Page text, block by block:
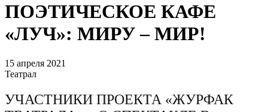
ПОЭТИЧЕСКОЕ КАФЕ
«ЛУЧ»: МИРУ – МИР!
15 апреля 2021
Театрал
УЧАСТНИКИ ПРОЕКТА «ЖУРФАК